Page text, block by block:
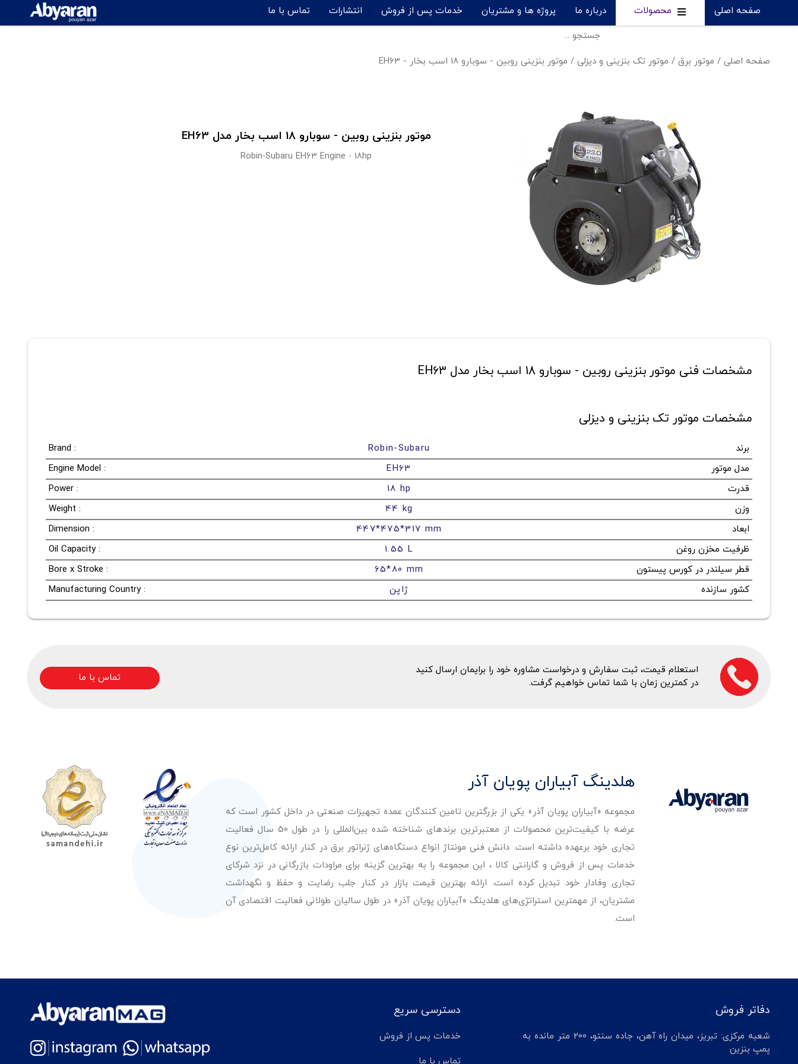
صفحه اصلی محصولات درباره ما پروژه ها و مشتریان خدمات پس از فروش انتشارات تماس با ما
صفحه اصلی / موتور برق / موتور تک بنزینی و دیزلی / موتور بنزینی روبین - سوبارو 18 اسب بخار - EH63
موتور بنزینی روبین - سوبارو 18 اسب بخار مدل EH63
Robin-Subaru EH63 Engine - 18hp
مشخصات فنی موتور بنزینی روبین - سوبارو 18 اسب بخار مدل EH63
مشخصات موتور تک بنزینی و دیزلی
برند Robin-Subaru
Brand :
مدل موتور
EH63
Engine Model :
قدرت
18 hp
Power :
وزن
44 kg
Weight :
ابعاد
447*475*317 mm
Dimension :
ظرفیت مخزن روغن
1.55 L
Oil Capacity :
قطر سیلندر در کورس پیستون
65*80 mm
Bore x Stroke :
کشور سازنده
ژاپن Manufacturing Country :
استعلام قیمت، ثبت سفارش و درخواست مشاوره خود را برایمان ارسال کنید
در کمترین زمان با شما تماس خواهیم گرفت.
تماس با ما
هلدینگ آبیاران پویان آذر
مجموعه «آبیاران پویان آذر» یکی از بزرگترین تامین کنندگان عمده تجهیزات صنعتی در داخل کشور است که
عرضه با کیفیت‌ترین محصولات از معتبرترین برندهای شناخته شده بین‌المللی را در طول 50 سال فعالیت
تجاری خود برعهده داشته است. دانش فنی مونتاژ انواع دستگاه‌های ژنراتور برق در کنار ارائه کامل‌ترین نوع
خدمات پس از فروش و گارانتی کالا ، این مجموعه را به بهترین گزینه برای مراودات بازرگانی در نزد شرکای
تجاری وفادار خود تبدیل کرده است. ارائه بهترین قیمت بازار در کنار جلب رضایت و حفظ و نگهداشت
مشتریان، از مهمترین استراتژی‌های هلدینگ «آبیاران پویان آذر» در طول سالیان طولانی فعالیت اقتصادی آن
است.
دفاتر فروش
شعبه مرکزی: تبریز، میدان راه آهن، جاده سنتو، 200 متر مانده به
پمپ بنزین
دسترسی سریع
خدمات پس از فروش